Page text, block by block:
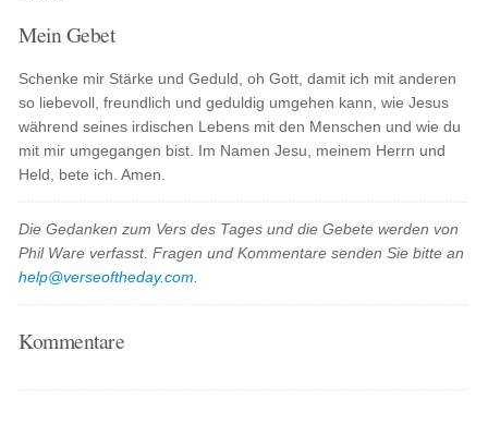
Mein Gebet
Schenke mir Stärke und Geduld, oh Gott, damit ich mit anderen
so liebevoll, freundlich und geduldig umgehen kann, wie Jesus
während seines irdischen Lebens mit den Menschen und wie du
mit mir umgegangen bist. Im Namen Jesu, meinem Herrn und
Held, bete ich. Amen.
Die Gedanken zum Vers des Tages und die Gebete werden von
Phil Ware verfasst. Fragen und Kommentare senden Sie bitte an
help@verseoftheday.com
Kommentare